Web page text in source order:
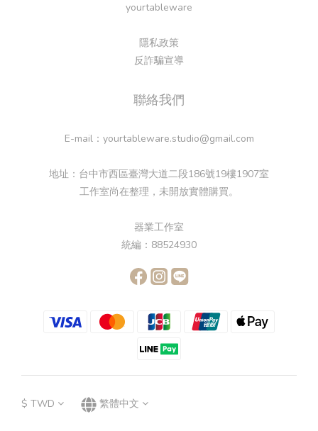
yourtableware
隱私政策
反詐騙宣導
聯絡我們
E-mail：yourtableware.studio@gmail.com
地址：台中市西區臺灣大道二段186號19樓1907室
工作室尚在整理，未開放實體購買。
器業工作室
統編：88524930
$ TWD 繁體中文